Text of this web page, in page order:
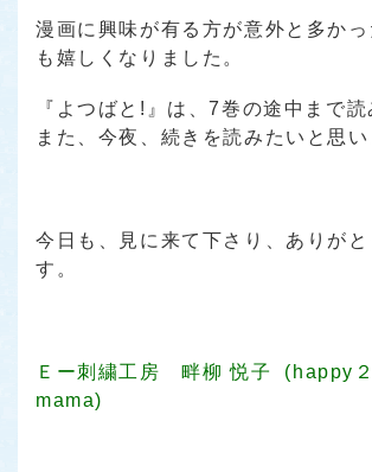
漫画に興味が有る方が意外と多か
も嬉しくなりました。
『よつばと!』 は、7巻の途中まで
また、今夜、続きを読みたいと思
今日も、見に来て下さり、ありがと
す。
Ｅー刺繍工房 畔柳 悦子 (happy２
mama)